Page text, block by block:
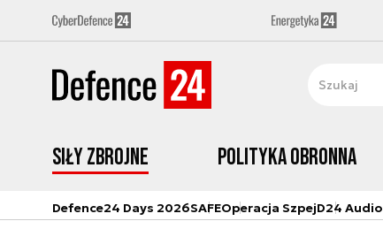
Siły zbrojne Polityka obronna
Defence24 Days 2026SAFEOperacja SzpejD24 Audio